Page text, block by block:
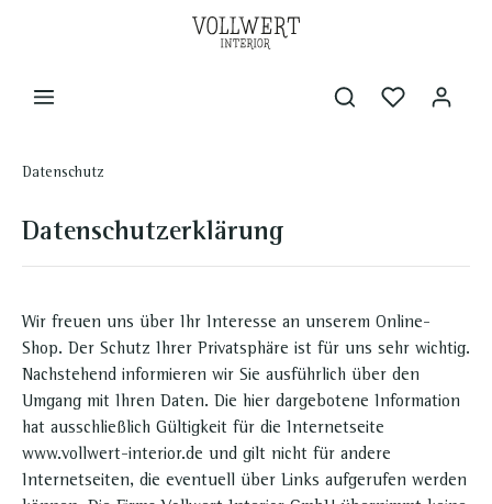
Datenschutz
Datenschutzerklärung
Wir freuen uns über Ihr Interesse an unserem Online-
Shop. Der Schutz Ihrer Privatsphäre ist für uns sehr wichtig.
Nachstehend informieren wir Sie ausführlich über den
Umgang mit Ihren Daten. Die hier dargebotene Information
hat ausschließlich Gültigkeit für die Internetseite
www.vollwert-interior.de und gilt nicht für andere
Internetseiten, die eventuell über Links aufgerufen werden